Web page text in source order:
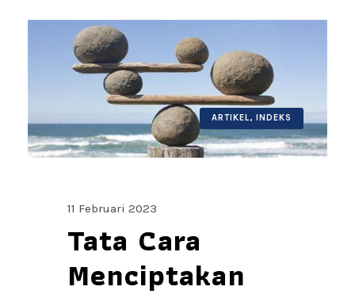
ARTIKEL, INDEKS
11 Februari 2023
Tata Cara
Menciptakan